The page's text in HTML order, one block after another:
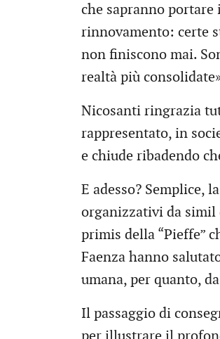
che sapranno
rinnovamento: certe
non finiscono mai.
realtà più
Nicosanti ringrazia
rappresentato, in
e chiude ribadendo
E adesso? Semplice,
organizzativi da simil
primis della “Pieffe”
Faenza hanno
umana, per quanto,
Il passaggio di